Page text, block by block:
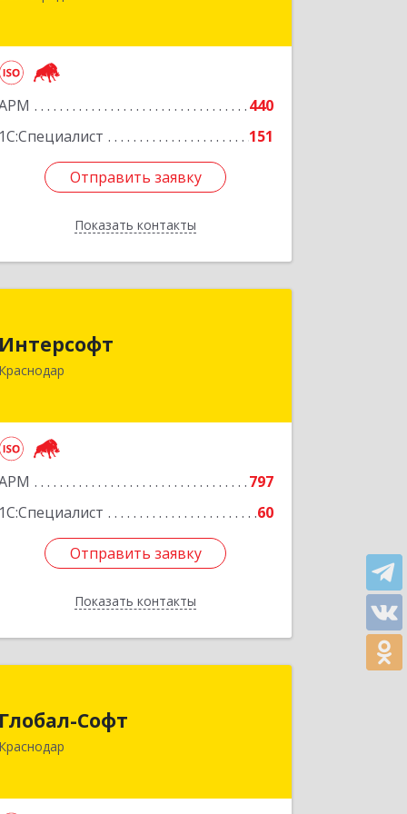
440
1С:Специалист
151
Отправить заявку
Показать контакты
г, им Канунникова ул, дом № 11А
Подробнее
Отправить заявку
Назад
Интерсофт
Краснодар
797
1С:Специалист
60
Отправить заявку
Показать контакты
350020, Краснодарский край,
Краснодар г, Рашпилевская ул, дом №
Отправить заявку
Назад
Глобал-Софт
Краснодар
350018, Краснодарский край,
Краснодар г, Сормовская ул, дом № 7
Подробнее